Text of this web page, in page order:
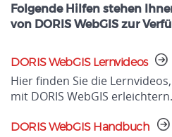
Folgende Hilfen stehen
von DORIS WebGIS zur
DORIS WebGIS Lernvideos
Hier finden Sie die
mit DORIS WebGIS erleichtern.
DORIS WebGIS Handbuch